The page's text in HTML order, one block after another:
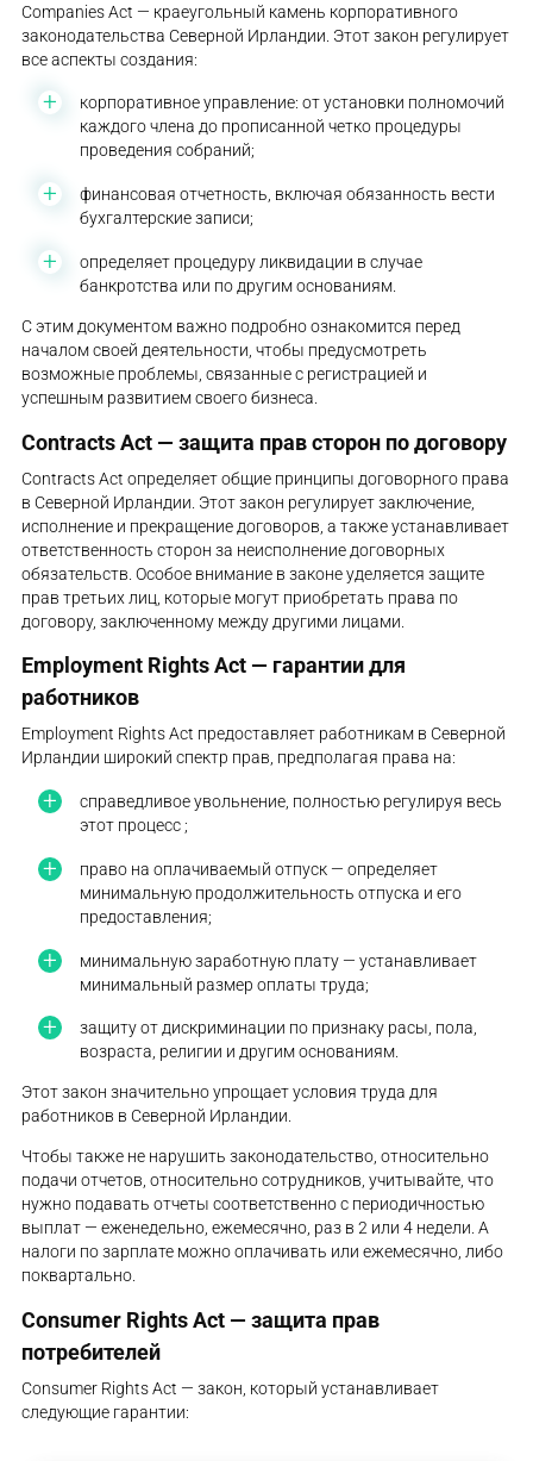
Companies Act — краеугольный камень корпоративного
законодательства Северной Ирландии. Этот закон регулирует
все аспекты создания:
корпоративное управление: от установки полномочий
каждого члена до прописанной четко процедуры
проведения собраний;
финансовая отчетность, включая обязанность вести
бухгалтерские записи;
определяет процедуру ликвидации в случае
банкротства или по другим основаниям.
С этим документом важно подробно ознакомится перед
началом своей деятельности, чтобы предусмотреть
возможные проблемы, связанные с регистрацией и
успешным развитием своего бизнеса.
Contracts Act — защита прав сторон по договору
Contracts Act определяет общие принципы договорного права
в Северной Ирландии. Этот закон регулирует заключение,
исполнение и прекращение договоров, а также устанавливает
ответственность сторон за неисполнение договорных
обязательств. Особое внимание в законе уделяется защите
прав третьих лиц, которые могут приобретать права по
договору, заключенному между другими лицами.
Employment Rights Act — гарантии для
работников
Employment Rights Act предоставляет работникам в Северной
Ирландии широкий спектр прав, предполагая права на:
справедливое увольнение, полностью регулируя весь
этот процесс ;
право на оплачиваемый отпуск — определяет
минимальную продолжительность отпуска и его
предоставления;
минимальную заработную плату — устанавливает
минимальный размер оплаты труда;
защиту от дискриминации по признаку расы, пола,
возраста, религии и другим основаниям.
Этот закон значительно упрощает условия труда для
работников в Северной Ирландии.
Чтобы также не нарушить законодательство, относительно
подачи отчетов, относительно сотрудников, учитывайте, что
нужно подавать отчеты соответственно с периодичностью
выплат — еженедельно, ежемесячно, раз в 2 или 4 недели. А
налоги по зарплате можно оплачивать или ежемесячно, либо
поквартально.
Consumer Rights Act — защита прав
потребителей
Consumer Rights Act — закон, который устанавливает
следующие гарантии: